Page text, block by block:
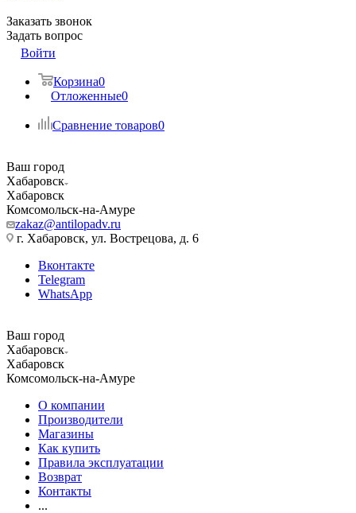
Заказать звонок
Задать вопрос
Войти
Корзина0
Отложенные0
Сравнение товаров0
Ваш город
Хабаровск
Хабаровск
Комсомольск-на-Амуре
zakaz@antilopadv.ru
г. Хабаровск, ул. Вострецова, д. 6
Вконтакте
Telegram
WhatsApp
Ваш город
Хабаровск
Хабаровск
Комсомольск-на-Амуре
О компании
Производители
Магазины
Как купить
Правила эксплуатации
Возврат
Контакты
...